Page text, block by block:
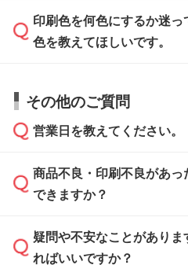
方」をご確認ください。
ムへ添付いただくか、担
でお送りください。
い合わせください。
なお、印刷用データの作
データ作成でお困りの際
サポートいたしますので
から添付してお送りくださ
・解像度の低いデータを
しい
解像度の低い画像や、手
などを、印刷に適したベ
・フルカラーデータを1色
印刷色を何色にするか迷
色を教えてほしいです。
相談いただきますと、担
ご希望や商品の本体色を
本体色がブラック、ネイ
白色か淡い色の印刷色を
す。
本体色がナチュラルなど
っきりと目立たせたいと
その他のご質問
営業日を教えてください。
営業日は平日の10:00～
休みとなります。注文・
速やかに対応いたします
商品不良・印刷不良があ
できますか？
お手数をお掛けいたしま
フまでご連絡ください。
疑問や不安なことがあり
ればいいですか？